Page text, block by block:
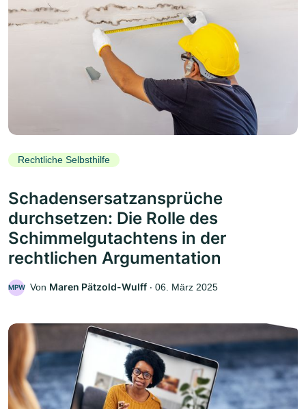
Rechtliche Selbsthilfe
Schadensersatzansprüche
durchsetzen: Die Rolle des
Schimmelgutachtens in der
rechtlichen Argumentation
MPW Von Maren Pätzold-Wulff ‧ 06. März 2025